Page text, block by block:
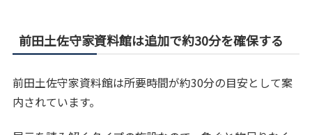
前田土佐守家資料館は追加で約30分を確保する
前田土佐守家資料館は所要時間が約30分の目安として案
内されています。